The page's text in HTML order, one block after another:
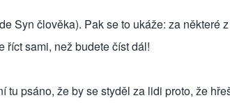
Syn člověka). Pak se to ukáže: za některé
říct sami, než budete číst dál!
tu psáno, že by se styděl za lidi proto, že